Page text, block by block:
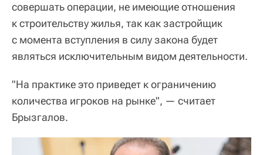
совершать операции, не имеющие отношения
к строительству жилья, так как застройщик
с момента вступления в силу закона будет
являться исключительным видом деятельности.
"На практике это приведет к ограничению
количества игроков на рынке", — считает
Брызгалов.